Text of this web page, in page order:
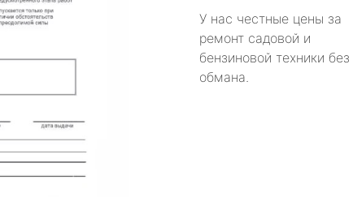
У нас честные цены за
ремонт садовой и
бензиновой техники без
обмана.